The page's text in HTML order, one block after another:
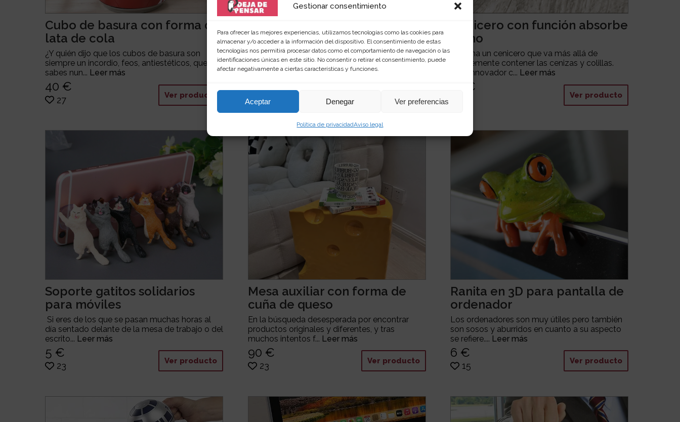
Gestionar consentimiento
Para ofrecer las mejores experiencias, utilizamos tecnologías como las cookies para
almacenar y/o acceder a la información del dispositivo. El consentimiento de estas
tecnologías nos permitirá procesar datos como el comportamiento de navegación o las
identificaciones únicas en este sitio. No consentir o retirar el consentimiento, puede
afectar negativamente a ciertas características y funciones.
Aceptar Denegar Ver preferencias
Política de privacidadAviso legal
Cubo de basura con forma de
lata de cola
¿Y quién dijo que los cubos de basura son
siempre un incordio, feos, antiestéticos, que no
sabes nun... Leer más
40 €
27 Ver producto
pan tostado
Disfruta de la diversión mientras borras en tu
libreta con esta original goma de borrar con
forma de...Leer más
3 €
27
Cenicero con función absorbe
humo
Imagina un cenicero que va más allá de
simplemente contener las cenizas y colillas.
Este innovador c... Leer más
16 €
Ver producto
Soporte gatitos solidarios
para móviles
Si eres de los que se pasan muchas horas al
día sentado delante de la mesa de trabajo o del
escrito... Leer más
5 €
23 Ver producto
Mesa auxiliar con forma de
cuña de queso
En la búsqueda desesperada por encontrar
productos originales y diferentes, y tras
muchos intentos f... Leer más
90 €
23 Ver producto
Ranita en 3D para pantalla de
ordenador
Los ordenadores son muy útiles pero también
son sosos y aburridos en cuanto a su aspecto
se refiere.... Leer más
6 €
15 Ver producto